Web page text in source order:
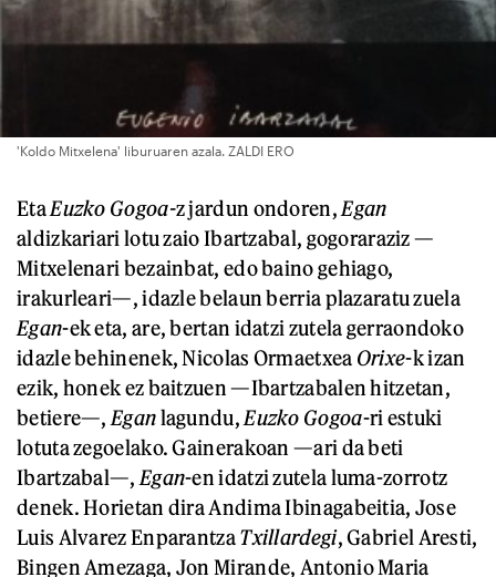
'Koldo Mitxelena' liburuaren azala. ZALDI ERO
EtaEuzko Gogoa-z jardun ondoren, Egan
aldizkariari lotu zaio Ibartzabal, gogoraraziz —
Mitxelenari bezainbat, edo baino gehiago,
irakurleari—, idazle belaun berria plazaratu zuela
Egan-ek eta, are, bertan idatzi zutela gerraondoko
idazle behinenek, Nicolas Ormaetxea Orixe-k izan
ezik, honek ez baitzuen —Ibartzabalen hitzetan,
betiere—, Eganlagundu, Euzko Gogoa-ri estuki
lotuta zegoelako. Gainerakoan —ari da beti
Ibartzabal—, Egan-en idatzi zutela luma-zorrotz
denek. Horietan dira Andima Ibinagabeitia, Jose
Luis Alvarez EnparantzaTxillardegi, Gabriel Aresti,
Bingen Amezaga, Jon Mirande, Antonio Maria